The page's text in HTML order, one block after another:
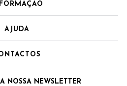
AJUDA
NOSSA NEWSLETTER